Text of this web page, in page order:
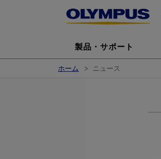
製品・サポート
ホーム ニュース